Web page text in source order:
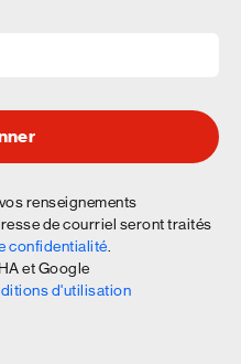
renseignements
de courriel seront traités
confidentialité
et Google
d'utilisation